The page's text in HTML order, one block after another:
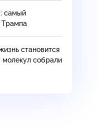
самый
Трампа
становится
молекул собрали